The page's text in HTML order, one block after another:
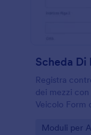
Registra
dei mezzi
Veicolo Form
tracciabile.
Go to
Moduli per